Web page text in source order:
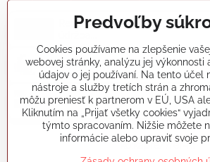
Realizácie záhradných jazierok, bazénov, fontán,
Články a blogy
Rady a návody
koikapre/?ref=hl
Predvoľby
Cookies používame na zlepšenie
webovej stránky, analýzu jej výkonnosti
údajov o jej používaní. Na tento účel
nástroje a služby tretích strán a
môžu preniesť k partnerom v EÚ, USA
Kliknutím na „Prijať všetky cookies“
týmto spracovaním. Nižšie môžete
informácie alebo upraviť svoje